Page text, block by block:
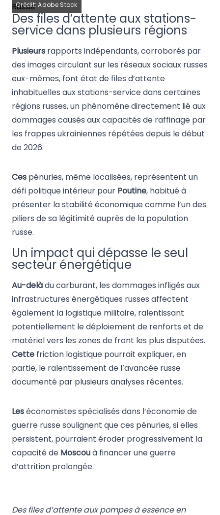
Crédit: Adobe Stock
Des files d’attente aux stations-
service dans plusieurs régions
Plusieurs rapports indépendants, corroborés par
des images circulant sur les réseaux sociaux russes
eux-mêmes, font état de files d’attente
inhabituelles aux stations-service dans certaines
régions russes, un phénomène directement lié aux
dommages causés aux capacités de raffinage par
les frappes ukrainiennes répétées depuis le début
de 2026.
Ces pénuries, même localisées, représentent un
défi politique intérieur pour Poutine, habitué à
présenter la stabilité économique comme l’un des
piliers de sa légitimité auprès de la population
russe.
Un impact qui dépasse le seul
secteur énergétique
Au-delàdu carburant, les dommages infligés aux
infrastructures énergétiques russes affectent
également la logistique militaire, ralentissant
potentiellement le déploiement de renforts et de
matériel vers les zones de front les plus disputées.
Cette friction logistique pourrait expliquer, en
partie, le ralentissement de l’avancée russe
documenté par plusieurs analyses récentes.
Leséconomistes spécialisés dans l’économie de
guerre russe soulignent que ces pénuries, si elles
persistent, pourraient éroder progressivement la
capacité de Moscouà financer une guerre
d’attrition prolongée.
Des files d’attente aux pompes à essence en